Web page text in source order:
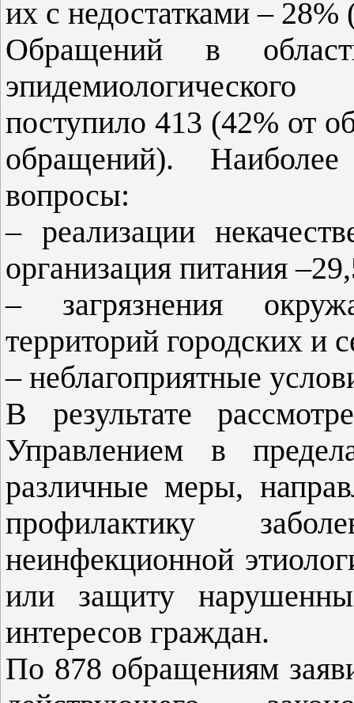
их с недостатками – 28%
Обращений в
поступило 413 (42% от
обращений).
вопросы:
– реализации
организация питания
– загрязнения
территорий городских и
– неблагоприятные
В результате
Управлением в
различные меры,
профилактику
неинфекционной
или защиту
интересов граждан.
По 878 обращениям